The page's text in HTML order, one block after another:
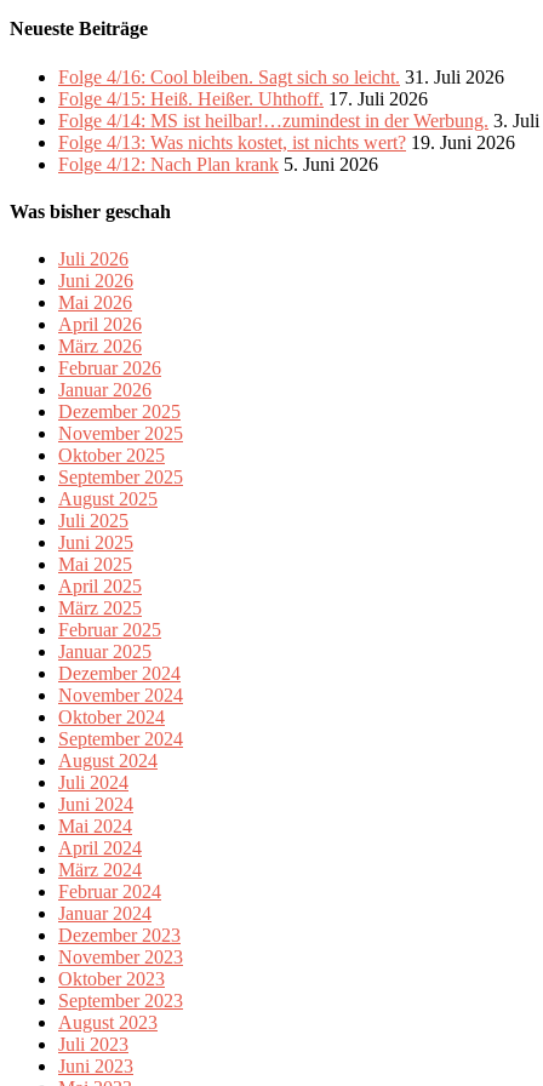
Neueste Beiträge
Folge 4/16: Cool bleiben. Sagt sich so leicht. 31. Juli 2026
Folge 4/15: Heiß. Heißer. Uhthoff. 17. Juli 2026
Folge 4/14: MS ist heilbar!…zumindest in der Werbung. 3.
Folge 4/13: Was nichts kostet, ist nichts wert? 19. Juni 2026
Folge 4/12: Nach Plan krank 5. Juni 2026
Was bisher geschah
Juli 2026
Juni 2026
Mai 2026
April 2026
März 2026
Februar 2026
Januar 2026
Dezember 2025
November 2025
Oktober 2025
September 2025
August 2025
Juli 2025
Juni 2025
Mai 2025
April 2025
März 2025
Februar 2025
Januar 2025
Dezember 2024
November 2024
Oktober 2024
September 2024
August 2024
Juli 2024
Juni 2024
Mai 2024
April 2024
März 2024
Februar 2024
Januar 2024
Dezember 2023
November 2023
Oktober 2023
September 2023
August 2023
Juli 2023
Juni 2023